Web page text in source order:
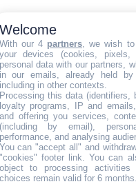
Welcome
With our 4 partners, we wish to
your devices (cookies,
personal data with our partners,
in our emails, already held
including in other contexts.
Processing this data (identifiers,
loyalty programs, IP and
and offering you services,
(including by email),
performance, and analysing
You can "accept all" and
"cookies" footer link. You can
object to processing
choices remain valid for 6